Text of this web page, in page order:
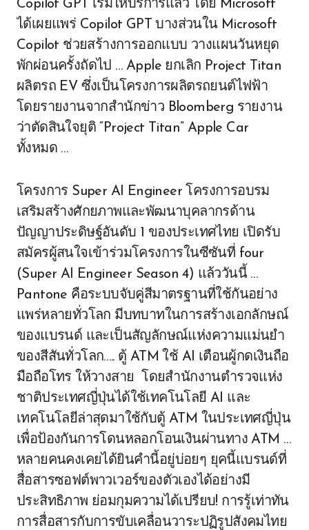
Copilot GPT เริ่มให้บริการแล้ว โดย Microsoft
ได้เผยแพร่ Copilot GPT บางส่วนใน Microsoft
Copilot ช่วยสร้างการออกแบบ วางแผนวันหยุด
พักผ่อนครั้งถัดไป … Apple​ ยกเลิก Project Titan
ผลิตรถ​ EV ซึ่งเป็นโครงการผลิตรถยนต์ไฟฟ้า
โดยรายงานจากสำนักข่าว Bloomberg รายงาน
ว่าตัดสินใจยุติ “Project Titan” Apple Car
ทั้งหมด …
โครงการ Super AI Engineer โครงการอบรม
เสริมสร้างศักยภาพและพัฒนาบุคลากรด้าน
ปัญญาประดิษฐ์อันดับ 1 ของประเทศไทย เปิดรับ
สมัครผู้สนใจเข้าร่วมโครงการในซีซันที่ four
(Super AI Engineer Season 4) แล้ววันนี้ …
Pantone คือระบบจับคู่สีมาตรฐานที่ใช้กันอย่าง
แพร่หลายทั่วโลก มีบทบาทในการสร้างเอกลักษณ์
ของแบรนด์ และเป็นสัญลักษณ์แห่งความแม่นยำ
ของสีสันทั่วโลก….. ตู้ ATM ใช้ AI เตือนผู้กดเงินถือ
มือถือโทร ให้วางสาย โดยสำนักงานตำรวจแห่ง
ชาติประเทศญี่ปุ่นได้ใช้เทคโนโลยี AI และ
เทคโนโลยีล่าสุดมาใช้กับตู้ ATM ในประเทศญี่ปุ่น
เพื่อป้องกันการโดนหลอกโอนเงินผ่านทาง ATM …
หลายคนคงเคยได้ยินคำนี้อยู่บ่อยๆ ยุคนี้แบรนด์ที่
สื่อสารซอฟต์พาวเวอร์ของตัวเองได้อย่างมี
ประสิทธิภาพ ย่อมกุมความได้เปรียบ! การรู้เท่าทัน
การสื่อสารกับการขับเคลื่อนวาระปฏิรูปสังคมไทย